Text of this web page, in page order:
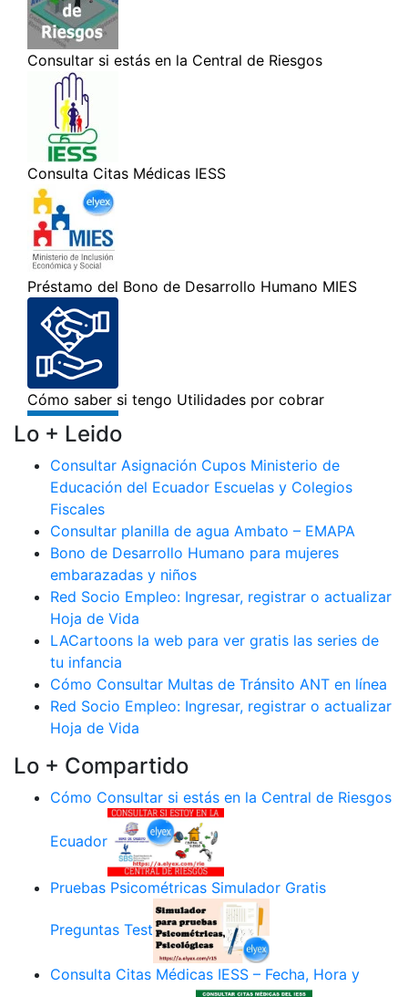
Lo + Leido
Consultar Asignación Cupos Ministerio de
Educación del Ecuador Escuelas y Colegios
Fiscales
Consultar planilla de agua Ambato – EMAPA
Bono de Desarrollo Humano para mujeres
embarazadas y niños
Red Socio Empleo: Ingresar, registrar o actualizar
Hoja de Vida
LACartoons la web para ver gratis las series de
tu infancia
Cómo Consultar Multas de Tránsito ANT en línea
Red Socio Empleo: Ingresar, registrar o actualizar
Hoja de Vida
Lo + Compartido
Cómo Consultar si estás en la Central de Riesgos
Ecuador
Pruebas Psicométricas Simulador Gratis
Preguntas Test
Consulta Citas Médicas IESS – Fecha, Hora y